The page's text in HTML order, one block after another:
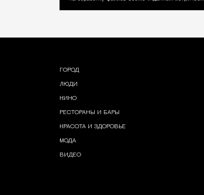
ГОРОД
ЛЮДИ
КИНО
РЕСТОРАНЫ И БАРЫ
КРАСОТА И ЗДОРОВЬЕ
МОДА
ВИДЕО